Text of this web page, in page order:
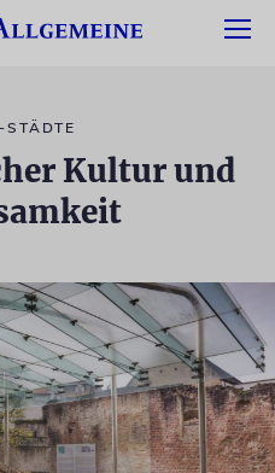
Kultur und